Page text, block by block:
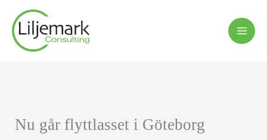
innehåll
Nu går flyttlasset i Göteborg